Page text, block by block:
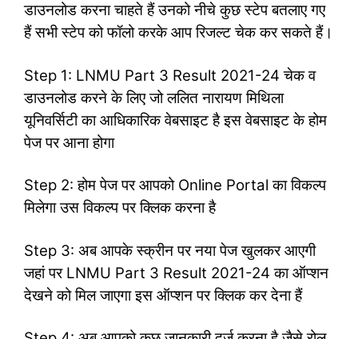
डाउनलोड करना चाहते हैं उनको नीचे कुछ स्टेप बतलाए गए
हैं सभी स्टेप को फॉलो करके आप रिजल्ट चेक कर सकते हैं।
Step 1: LNMU Part 3 Result 2021-24 चेक व
डाउनलोड करने के लिए जो ललित नारायण मिथिला
यूनिवर्सिटी का आधिकारिक वेबसाइट है इस वेबसाइट के होम
पेज पर आना होगा
Step 2: होम पेज पर आपको Online Portal का विकल्प
मिलेगा उस विकल्प पर क्लिक करना है
Step 3: अब आपके स्क्रीन पर नया पेज खुलकर आएगी
जहां पर LNMU Part 3 Result 2021-24 का ऑप्शन
देखने को मिल जाएगा इस ऑप्शन पर क्लिक कर देना हैं